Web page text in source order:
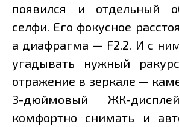
появился и отдельный
селфи. Его фокусное
а диафрагма — F2.2. И с
угадывать нужный
отражение в зеркале —
3-дюймовый ЖК-
комфортно снимать и